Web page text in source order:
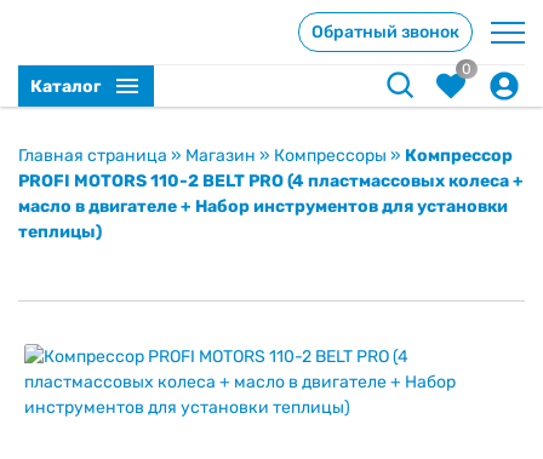
Обратный звонок
Каталог
0
Главная страница » Магазин » Компрессоры » Компрессор
PROFI MOTORS 110-2 BELT PRO (4 пластмассовых колеса +
масло в двигателе + Набор инструментов для установки
теплицы)